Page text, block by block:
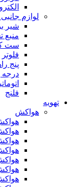
لوازم
شیر
منبع
ست
فلوتر
پنج
فلنج
تهویه
هواکش